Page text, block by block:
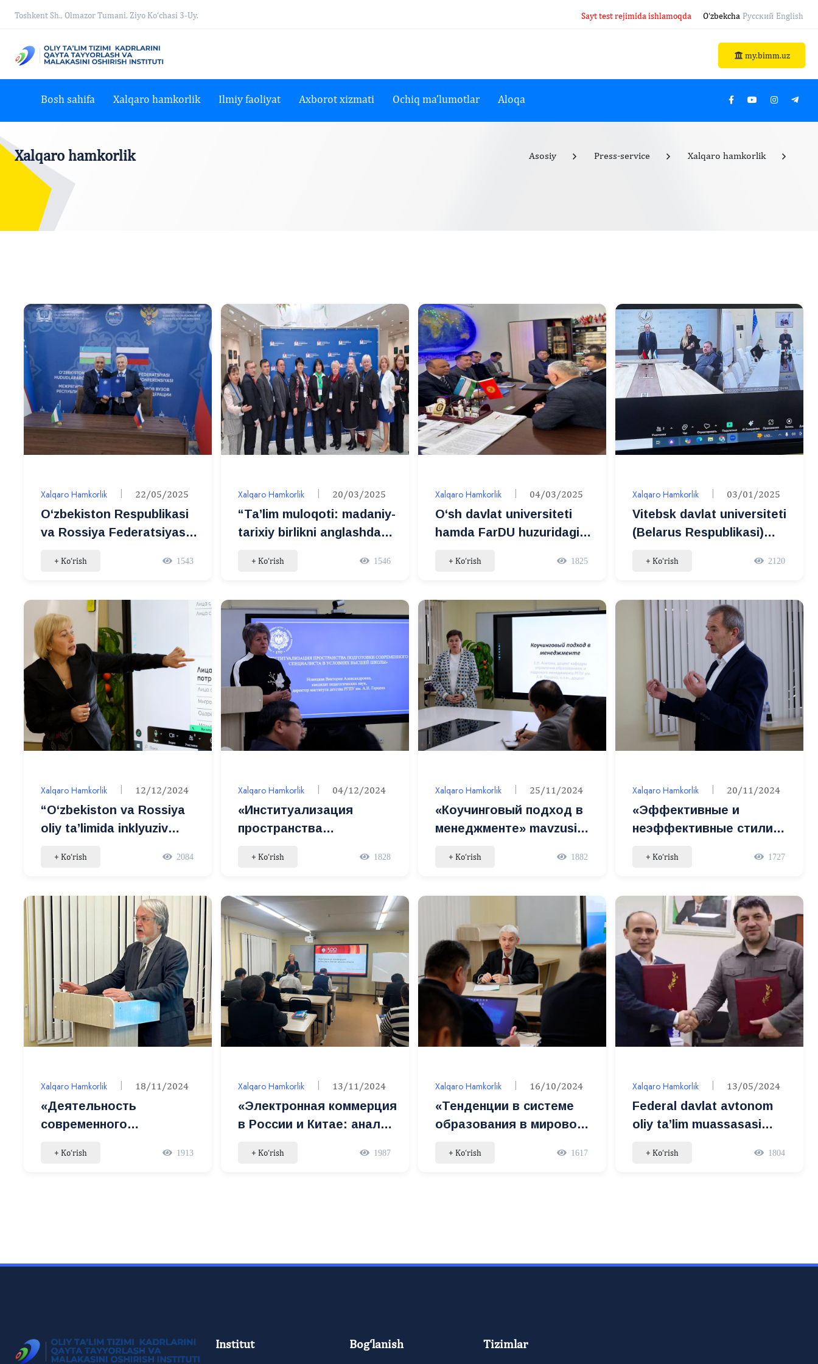
Toshkent Sh., Olmazor Tumani, Ziyo Ko‘chasi 3-Uy. Sayt test rejimida ishlamoqda O‘zbekcha Русский English
my.bimm.uz
Bosh sahifa Xalqaro hamkorlik Ilmiy faoliyat Axborot xizmati Ochiq ma’lumotlar Aloqa
Xalqaro hamkorlik Asosiy Press-service Xalqaro hamkorlik
Xalqaro Hamkorlik 22/05/2025
O‘zbekiston Respublikasi
va Rossiya Federatsiyasi
boshladi
+ Ko‘rish 1543
Xalqaro Hamkorlik 20/03/2025
“Ta’lim muloqoti: madaniy-
tarixiy birlikni anglashdan
+ Ko‘rish 1546
Xalqaro Hamkorlik 04/03/2025
O‘sh davlat universiteti
hamda FarDU huzuridagi
+ Ko‘rish 1825
Xalqaro Hamkorlik 03/01/2025
Vitebsk davlat universiteti
(Belarus Respublikasi)
+ Ko‘rish 2120
Xalqaro Hamkorlik 12/12/2024
“O‘zbekiston va Rossiya
oliy ta’limida inklyuziv
trening
+ Ko‘rish 2084
Xalqaro Hamkorlik 04/12/2024
«Институализация
пространства
высшей школы»
mavzusida seminar
+ Ko‘rish 1828
Xalqaro Hamkorlik 25/11/2024
«Коучинговый подход в
менеджменте» mavzusida
+ Ko‘rish 1882
Xalqaro Hamkorlik 20/11/2024
«Эффективные и
неэффективные стили
+ Ko‘rish 1727
Xalqaro Hamkorlik 18/11/2024
«Деятельность
современного
+ Ko‘rish 1913
Xalqaro Hamkorlik 13/11/2024
«Электронная коммерция
в России и Китае: анализ
+ Ko‘rish 1987
Xalqaro Hamkorlik 16/10/2024
«Тенденции в системе
образования в мировом
+ Ko‘rish 1617
Xalqaro Hamkorlik 13/05/2024
Federal davlat avtonom
oliy ta’lim muassasasi
+ Ko‘rish 1804
Institut Bog‘lanish Tizimlar